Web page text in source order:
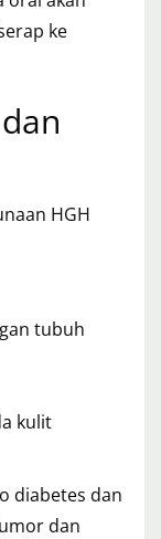
ke
HGH
tubuh
kulit
diabetes dan
dan